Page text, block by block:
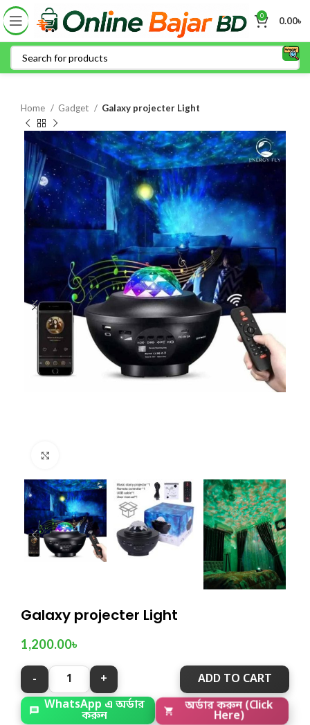
0 0.00৳
Home Gadget Galaxy projecter Light
Galaxy projecter Light
1,200.00৳
ADD TO CART
WhatsApp এ অর্ডার
করুন
অর্ডার করুন (Click
Here)